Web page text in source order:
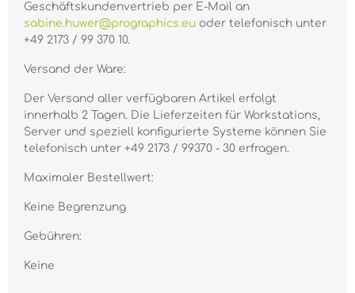
Geschäftskundenvertrieb per E-Mail an
sabine.huwer@prographics.eu oder telefonisch unter
+49 2173 / 99 370 10.
Versand der Ware:
Der Versand aller verfügbaren Artikel erfolgt
innerhalb 2 Tagen. Die Lieferzeiten für Workstations,
Server und speziell konfigurierte Systeme können Sie
telefonisch unter +49 2173 / 99370 - 30 erfragen.
Maximaler Bestellwert:
Keine Begrenzung
Gebühren:
Keine